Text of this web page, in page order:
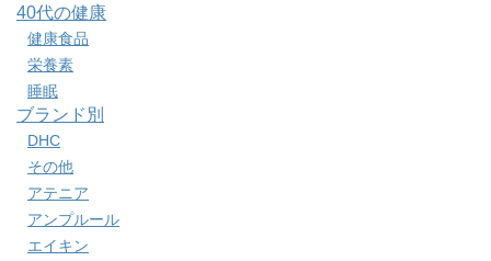
40代の健康
健康食品
栄養素
睡眠
ブランド別
DHC
その他
アテニア
アンプルール
エイキン